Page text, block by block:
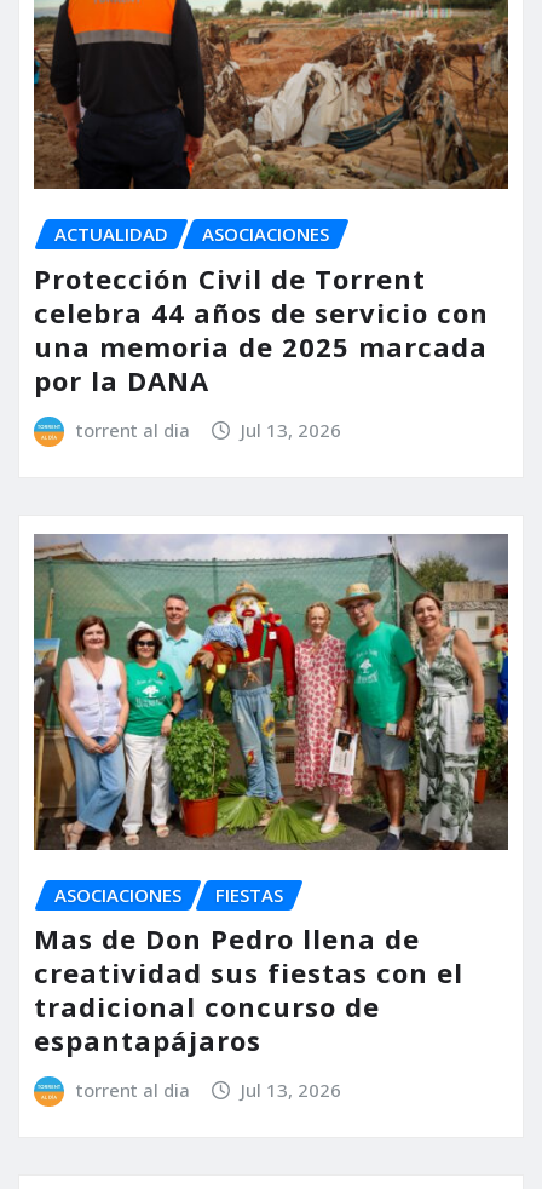
ACTUALIDAD ASOCIACIONES
Protección Civil de Torrent
celebra 44 años de servicio con
una memoria de 2025 marcada
por la DANA
torrent al dia Jul 13, 2026
ASOCIACIONES FIESTAS
Mas de Don Pedro llena de
creatividad sus fiestas con el
tradicional concurso de
espantapájaros
torrent al dia Jul 13, 2026